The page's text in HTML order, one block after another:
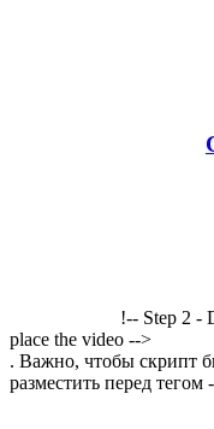
!-- Step 2 -
place the video -->
. Важно, чтобы скрипт
разместить перед тегом